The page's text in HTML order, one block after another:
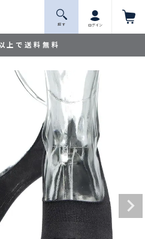
上で送料無料
探 す ログイン